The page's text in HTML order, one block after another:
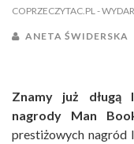
COPRZECZYTAC.PL -
ANETA ŚWIDERSKA
Znamy już długą
nagrody Man
prestiżowych nagród